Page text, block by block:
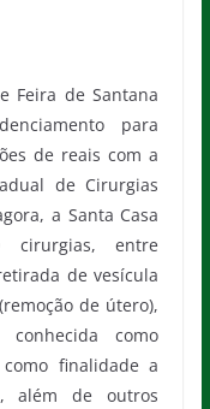
Feira de Santana
para
de reais com a
de Cirurgias
a Santa Casa
entre
de vesícula
de útero),
conhecida como
finalidade a
além de outros